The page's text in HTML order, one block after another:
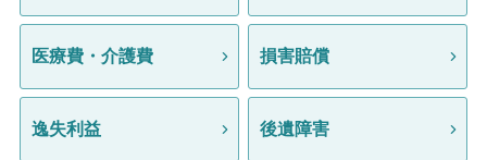
医療費・介護費 損害賠償
逸失利益 後遺障害